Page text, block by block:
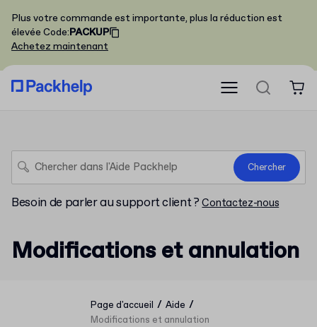
Plus votre commande est importante, plus la réduction est
élevée Code:PACKUP
Achetez maintenant
Chercher
Besoin de parler au support client ?Contactez-nous
Modifications et annulation
Page d'accueil / Aide /
Modifications et annulation